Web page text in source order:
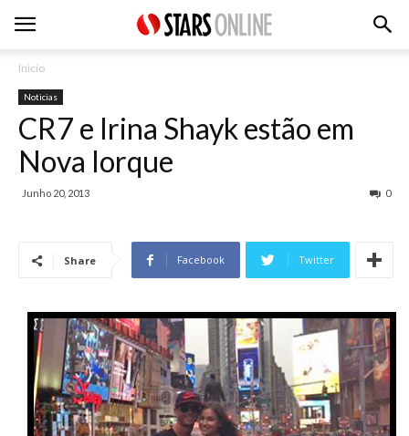
Inicio
Noticias
CR7 e Irina Shayk estão em
Nova Iorque
Junho 20, 2013 0
Share Facebook Twitter